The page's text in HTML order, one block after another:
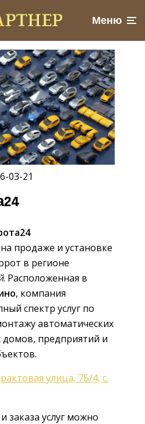
Меню
03-21
продаже и установке
в регионе
. Расположенная в
, компания
спектр услуг по
автоматических
домов, предприятий и
улица, 7Б/4, с.
заказа услуг можно